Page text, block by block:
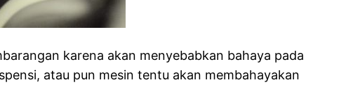
karena akan menyebabkan bahaya pada
atau pun mesin tentu akan membahayakan